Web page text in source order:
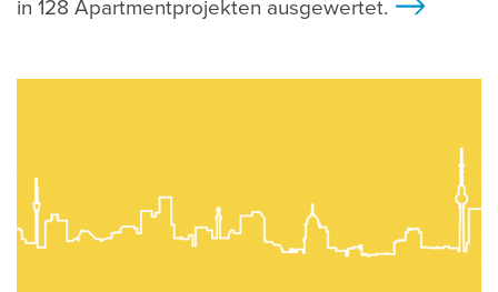
in 128 Apartmentprojekten ausgewertet.